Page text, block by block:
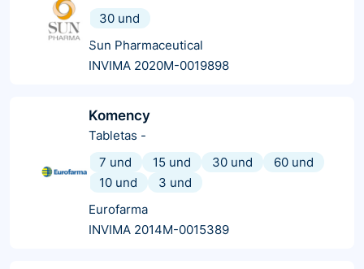
30 und
Sun Pharmaceutical
INVIMA 2020M-0019898
Komency
Tabletas -
7 und
15 und 30 und
60 und
10 und
3 und
Eurofarma
INVIMA 2014M-0015389